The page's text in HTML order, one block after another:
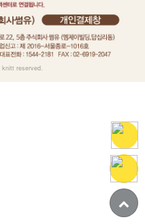
reserved.